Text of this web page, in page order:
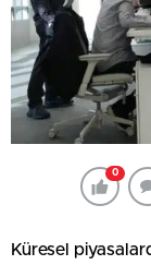
0
Küresel